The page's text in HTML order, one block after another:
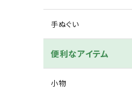
手ぬぐい
便利なアイテム
小物